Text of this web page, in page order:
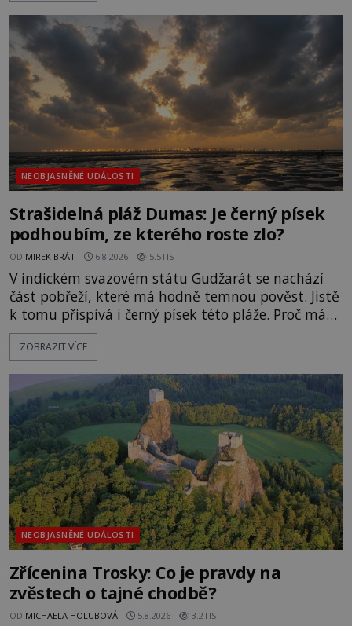
jen o nějaký optický klam, nebo se zde skutečně
právě vznáší mimozemská loď
NEOBJASNĚNÉ UDÁLOSTI
Strašidelná pláž Dumas: Je černý písek
podhoubím, ze kterého roste zlo?
OD MIREK BRÁT 6.8.2026 5.5TIS
V indickém svazovém státu Gudžarát se nachází
část pobřeží, které má hodně temnou pověst. Jistě
k tomu přispívá i černý písek této pláže. Proč má
pláž takové netypické zbarvení? Nakolik jsou
pravdivé historky, že zde došlo k nevysvětlitelným
následovat. Vstupujeme na pláž Dumas ve městě
Surat. Gu
ZOBRAZIT VÍCE
NEOBJASNĚNÉ UDÁLOSTI
Zřícenina Trosky: Co je pravdy na
zvěstech o tajné chodbě?
OD MICHAELA HOLUBOVÁ 5.8.2026 3.2TIS